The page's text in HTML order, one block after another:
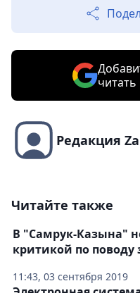
Редакция
Читайте также
11:43, 03 сентября 2019
В "Самрук-Казына"
критикой по поводу